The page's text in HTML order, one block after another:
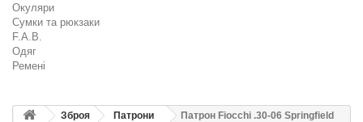
Окуляри
Сумки та рюкзаки
F.A.B.
Одяг
Ремені
Зброя Патрони
Патрон Fiocchi .30-06 Springfield